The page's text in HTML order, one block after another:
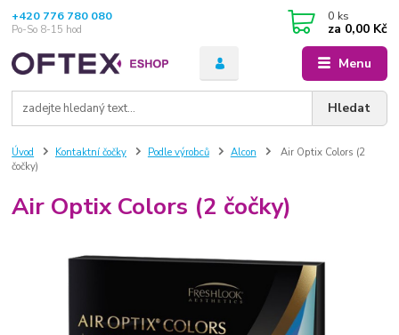
Menu
Hledat
+420 776 780 080
Po-So 8-15 hod
0 ks
za 0,00 Kč
Úvod Kontaktní čočky Podle výrobců Alcon
Air Optix Colors (2
čočky)
Air Optix Colors (2 čočky)